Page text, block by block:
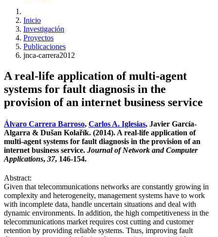
Inicio
Investigación
Proyectos
Publicaciones
jnca-carrera2012
A real-life application of multi-agent
systems for fault diagnosis in the
provision of an internet business service
Álvaro Carrera Barroso, Carlos A. Iglesias, Javier García-
Algarra & Dušan Kolařík. (2014). A real-life application of
multi-agent systems for fault diagnosis in the provision of an
internet business service. Journal of Network and Computer
Applications, 37, 146-154.
Abstract:
Given that telecommunications networks are constantly growing in
complexity and heterogeneity, management systems have to work
with incomplete data, handle uncertain situations and deal with
dynamic environments. In addition, the high competitiveness in the
telecommunications market requires cost cutting and customer
retention by providing reliable systems. Thus, improving fault